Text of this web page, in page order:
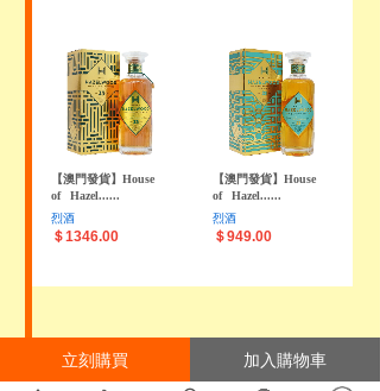
立刻購買 加入購物車
【澳門發貨】House
of
Hazel......
烈酒
＄1346.00
【澳門發貨】House
of
Hazel......
烈酒
＄949.00